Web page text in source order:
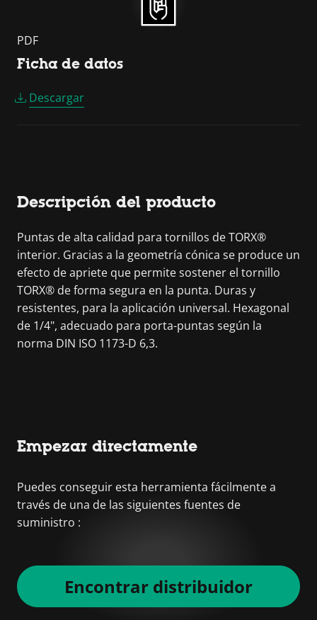
PDF
Ficha de datos
Descargar
Descripción del producto
Puntas de alta calidad para tornillos de TORX®
interior. Gracias a la geometría cónica se produce un
efecto de apriete que permite sostener el tornillo
TORX® de forma segura en la punta. Duras y
resistentes, para la aplicación universal. Hexagonal
de 1/4", adecuado para porta-puntas según la
norma DIN ISO 1173-D 6,3.
Empezar directamente
Puedes conseguir esta herramienta fácilmente a
través de una de las siguientes fuentes de
suministro :
Encontrar distribuidor